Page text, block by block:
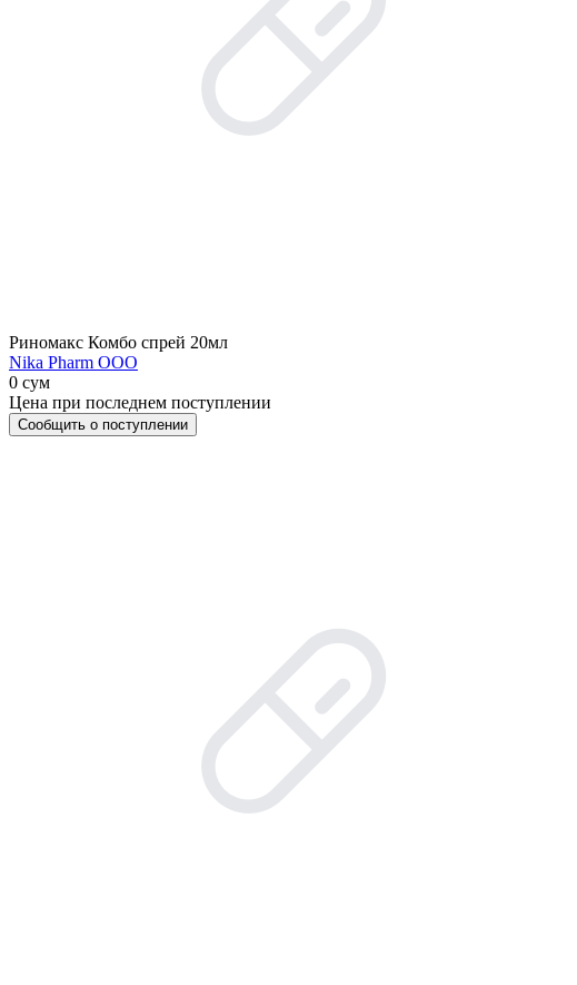
Риномакс Комбо спрей 20мл
Nika Pharm ООО
0 сум
Цена при последнем поступлении
Сообщить о поступлении